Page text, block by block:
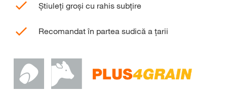
Știuleți groși cu rahis subțire
Recomandat în partea sudică a țarii